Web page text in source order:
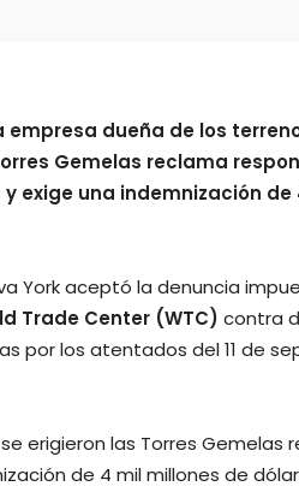
empresa dueña de los
Gemelas reclama
exige una indemnización de
York aceptó la denuncia
Trade Center (WTC) contra
por los atentados del 11 de
erigieron las Torres Gemelas
de 4 mil millones de